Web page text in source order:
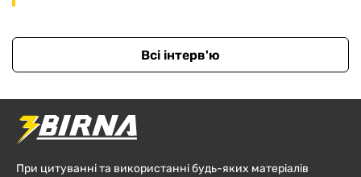
Всі інтерв'ю
При цитуванні та використанні будь-яких матеріалів